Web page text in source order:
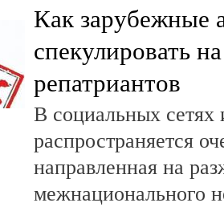
Как зарубежные
спекулировать
репатриантов
В социальных сетях
распространяется
направленная на
межнационального